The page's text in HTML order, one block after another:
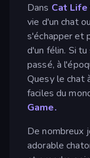
Dans Cat
vie d'un chat
s'échapper et
d'un félin. Si
passé, à
Quesy le chat
faciles du
Game.
De nombreux
adorable